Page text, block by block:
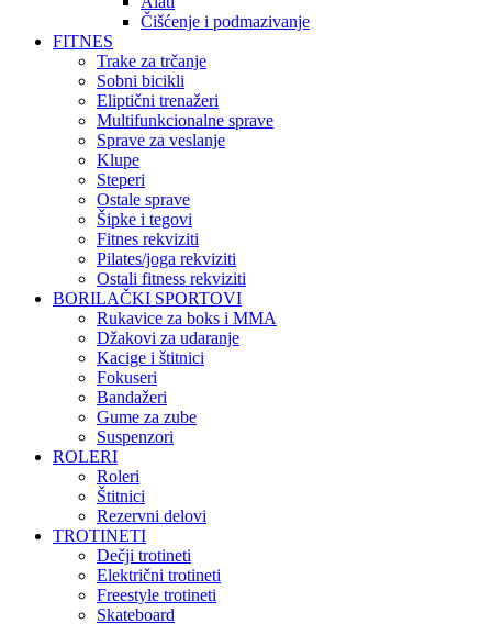
Čišćenje i podmazivanje
FITNES
Trake za trčanje
Sobni bicikli
Eliptični trenažeri
Multifunkcionalne sprave
Sprave za veslanje
Klupe
Steperi
Ostale sprave
Šipke i tegovi
Fitnes rekviziti
Pilates/joga rekviziti
Ostali fitness rekviziti
BORILAČKI SPORTOVI
Rukavice za boks i MMA
Džakovi za udaranje
Kacige i štitnici
Fokuseri
Bandažeri
Gume za zube
Suspenzori
ROLERI
Roleri
Štitnici
Rezervni delovi
TROTINETI
Dečji trotineti
Električni trotineti
Freestyle trotineti
Skateboard